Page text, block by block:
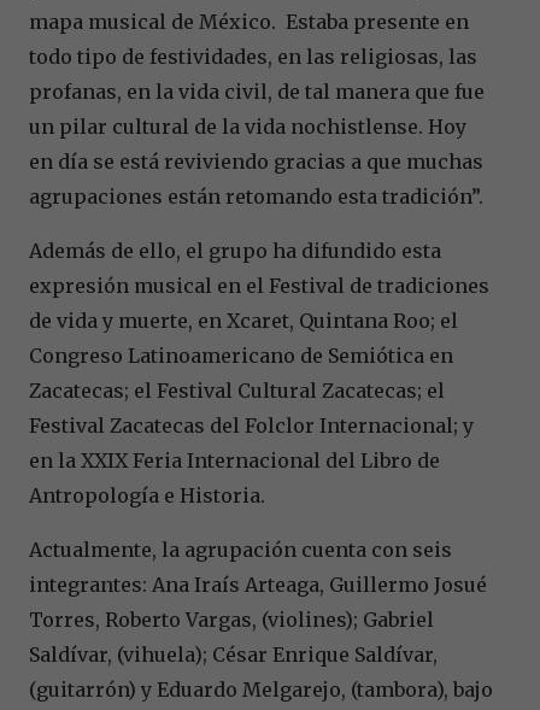
mapa musical de México. Estaba presente en
todo tipo de festividades, en las religiosas, las
profanas, en la vida civil, de tal manera que fue
un pilar cultural de la vida nochistlense. Hoy
en día se está reviviendo gracias a que muchas
agrupaciones están retomando esta tradición”.
Además de ello, el grupo ha difundido esta
expresión musical en el Festival de tradiciones
de vida y muerte, en Xcaret, Quintana Roo; el
Congreso Latinoamericano de Semiótica en
Zacatecas; el Festival Cultural Zacatecas; el
Festival Zacatecas del Folclor Internacional; y
en la XXIX Feria Internacional del Libro de
Antropología e Historia.
Actualmente, la agrupación cuenta con seis
integrantes: Ana Iraís Arteaga, Guillermo Josué
Torres, Roberto Vargas, (violines); Gabriel
Saldívar, (vihuela); César Enrique Saldívar,
(guitarrón) y Eduardo Melgarejo, (tambora), bajo